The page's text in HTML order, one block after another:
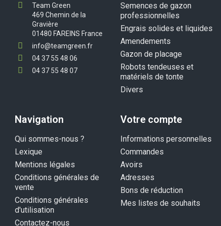
Team Green
469 Chemin de la
Gravière
01480 FAREINS France
info@teamgreen.fr
04 37 55 48 06
04 37 55 48 07
Semences de gazon
professionnelles
Engrais solides et liquides
Amendements
Gazon de placage
Robots tendeuses et
matériels de tonte
Divers
Navigation
Qui sommes-nous ?
Lexique
Mentions légales
Conditions générales de
vente
Conditions générales
d'utilisation
Contactez-nous
Votre compte
Informations personnelles
Commandes
Avoirs
Adresses
Bons de réduction
Mes listes de souhaits